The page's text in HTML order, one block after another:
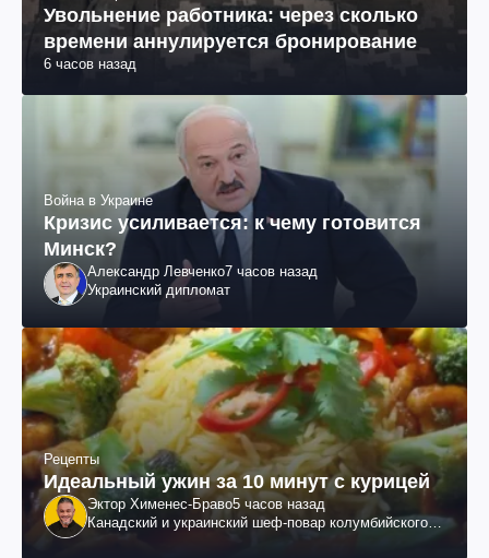
Увольнение работника: через сколько
времени аннулируется бронирование
6 часов назад
Война в Украине
Кризис усиливается: к чему готовится
Минск?
Александр Левченко7 часов назад
Украинский дипломат
Рецепты
Идеальный ужин за 10 минут с курицей
Эктор Хименес-Браво5 часов назад
Канадский и украинский шеф-повар колумбийского